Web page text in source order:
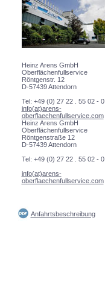
Heinz Arens GmbH
Oberflächenfullservice
Röntgenstr. 12
D-57439 Attendorn
Tel: +49 (0) 27 22 . 55 02 - 0
info(at)arens-
oberflaechenfullservice.com
Heinz Arens GmbH
Oberflächenfullservice
Röntgenstraße 12
D-57439 Attendorn
Tel: +49 (0) 27 22 . 55 02 - 0
info(at)arens-
oberflaechenfullservice.com
Anfahrtsbeschreibung